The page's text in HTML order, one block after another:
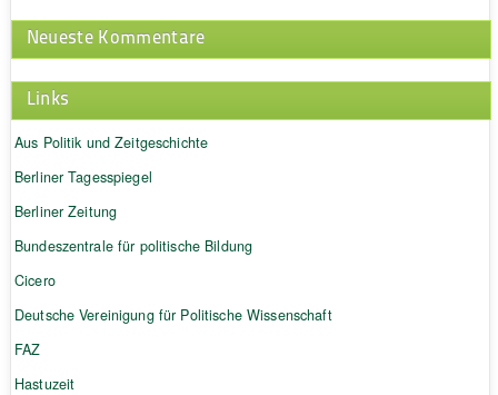
Neueste Kommentare
Links
Aus Politik und Zeitgeschichte
Berliner Tagesspiegel
Berliner Zeitung
Bundeszentrale für politische Bildung
Cicero
Deutsche Vereinigung für Politische Wissenschaft
FAZ
Hastuzeit